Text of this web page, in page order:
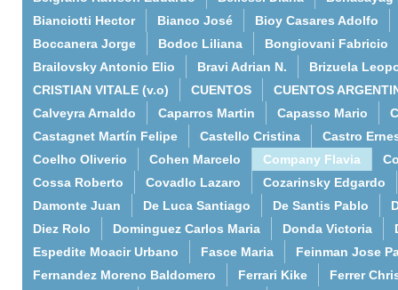
Bianciotti Hector
Bianco José
Bioy Casares Adolfo
Boccanera Jorge
Bodoc Liliana
Bongiovani Fabricio
Brailovsky Antonio Elio
Bravi Adrian N.
Brizuela
CRISTIAN VITALE (v.o)
CUENTOS
CUENTOS
Calveyra Arnaldo
Caparros Martin Capasso Mario
Castagnet Martín Felipe
Castello Cristina
Castro
Coelho Oliverio
Cohen Marcelo Company Flavia
Cossa Roberto
Covadlo Lazaro
Cozarinsky Edgardo
Damonte Juan
De Luca Santiago De Santis Pablo
Diez Rolo
Dominguez Carlos Maria Donda Victoria
Espedite Moacir Urbano
Fasce Maria
Feinman Jose
Fernandez Moreno Baldomero
Ferrari Kike
Ferrer